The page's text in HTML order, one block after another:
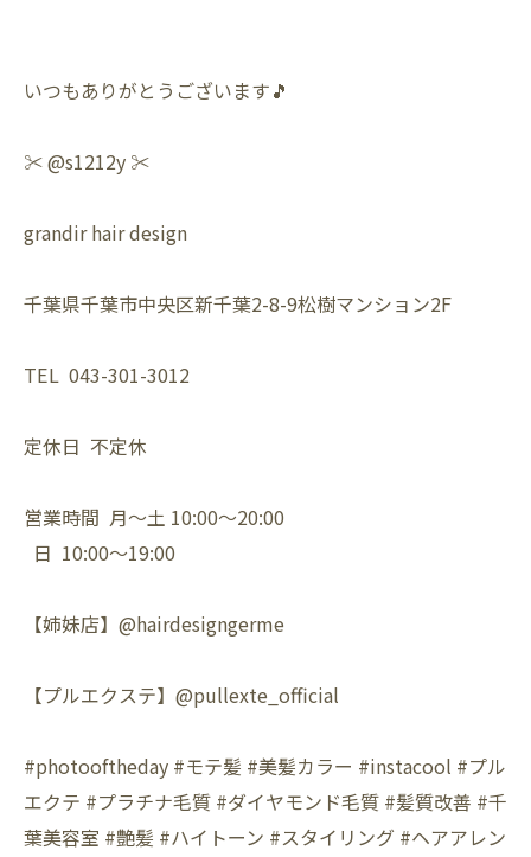
いつもありがとうございます🎵
✂️ @s1212y ✂️
grandir hair design
千葉県千葉市中央区新千葉2-8-9松樹マンション2F
TEL 043-301-3012
定休日 不定休
営業時間 月〜土 10:00〜20:00
日 10:00〜19:00
【姉妹店】@hairdesigngerme
【プルエクステ】@pullexte_official
#photooftheday #モテ髪 #美髪カラー #instacool #プル
エクテ #プラチナ毛質 #ダイヤモンド毛質 #髪質改善 #千
葉美容室 #艶髪 #ハイトーン #スタイリング #ヘアアレン